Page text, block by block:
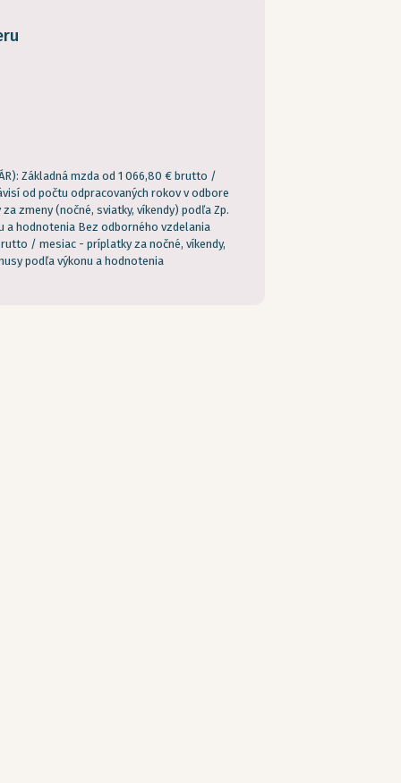
Základná mzda od 1 066,80 € brutto /
od počtu odpracovaných rokov v odbore
zmeny (nočné, sviatky, víkendy) podľa Zp.
a hodnotenia Bez odborného vzdelania
/ mesiac - príplatky za nočné, víkendy,
podľa výkonu a hodnotenia